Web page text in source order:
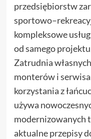
przedsiębiorstw
kompleksowe
od samego
Zatrudnia
monterów i
korzystania z
używa
modernizowanych
aktualne przepisy